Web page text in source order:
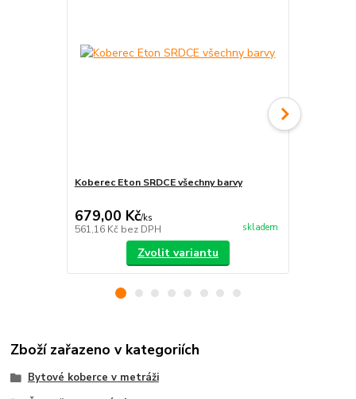
Koberec Eton SRDCE všechny barvy
679,00 Kč/ks
561,16 Kč bez DPH skladem
Zvolit variantu
Zboží zařazeno v kategoriích
Bytové koberce v metráži